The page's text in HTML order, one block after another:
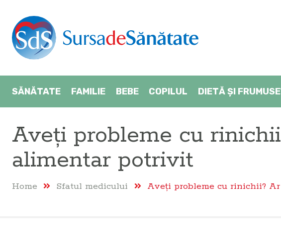
SĂNĂTATE FAMILIE BEBE COPILUL DIETĂ ŞI
Aveți probleme cu
alimentar potrivit
Home Sfatul medicului Aveți probleme cu rinichii?